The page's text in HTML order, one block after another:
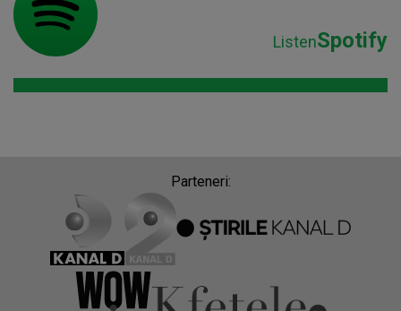
ListenSpotify
Parteneri: